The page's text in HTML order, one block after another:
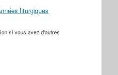
liturgiques
si vous avez d'autres